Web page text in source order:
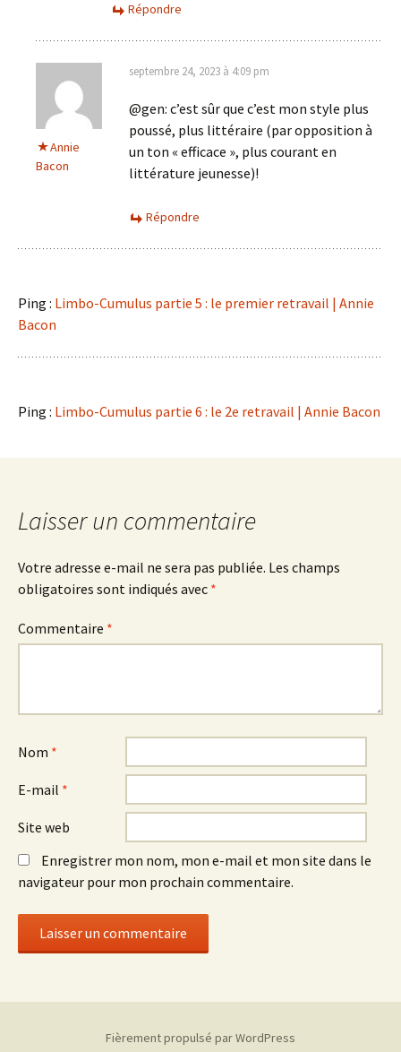
Répondre
Annie
Bacon
septembre 24, 2023 à 4:09 pm
@gen: c’est sûr que c’est mon style plus
poussé, plus littéraire (par opposition à
un ton « efficace », plus courant en
littérature jeunesse)!
Répondre
Ping : Limbo-Cumulus partie 5 : le premier retravail | Annie
Bacon
Ping : Limbo-Cumulus partie 6 : le 2e retravail | Annie Bacon
Laisser un commentaire
Votre adresse e-mail ne sera pas publiée. Les champs
obligatoires sont indiqués avec *
Commentaire *
Nom *
E-mail *
Site web
Enregistrer mon nom, mon e-mail et mon site dans le
navigateur pour mon prochain commentaire.
Fièrement propulsé par WordPress